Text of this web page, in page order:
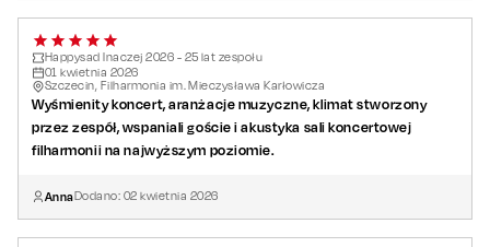
Happysad Inaczej 2026 - 25 lat zespołu
01 kwietnia 2026
Szczecin, Filharmonia im. Mieczysława Karłowicza
Wyśmienity koncert, aranżacje muzyczne, klimat stworzony
przez zespół, wspaniali goście i akustyka sali koncertowej
filharmonii na najwyższym poziomie.
AnnaDodano: 02 kwietnia 2026